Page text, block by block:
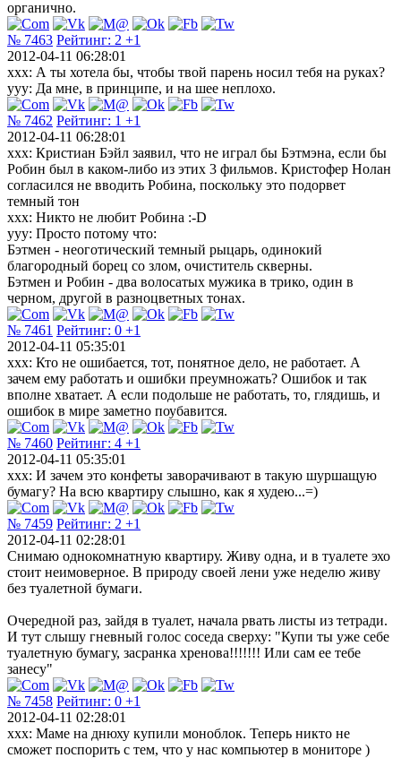
органично.
№ 7463 Рейтинг: 2 +1
2012-04-11 06:28:01
xxx: А ты хотела бы, чтобы твой парень носил тебя на руках?
yyy: Да мне, в принципе, и на шее неплохо.
№ 7462 Рейтинг: 1 +1
2012-04-11 06:28:01
xxx: Кристиан Бэйл заявил, что не играл бы Бэтмэна, если бы
Робин был в каком-либо из этих 3 фильмов. Кристофер Нолан
согласился не вводить Робина, поскольку это подорвет
темный тон
xxx: Никто не любит Робина :-D
yyy: Просто потому что:
Бэтмен - неоготический темный рыцарь, одинокий
благородный борец со злом, очиститель скверны.
Бэтмен и Робин - два волосатых мужика в трико, один в
черном, другой в разноцветных тонах.
№ 7461 Рейтинг: 0 +1
2012-04-11 05:35:01
xxx: Кто не ошибается, тот, понятное дело, не работает. А
зачем ему работать и ошибки преумножать? Ошибок и так
вполне хватает. А если подольше не работать, то, глядишь, и
ошибок в мире заметно поубавится.
№ 7460 Рейтинг: 4 +1
2012-04-11 05:35:01
xxx: И зачем это конфеты заворачивают в такую шуршащую
бумагу? На всю квартиру слышно, как я худею...=)
№ 7459 Рейтинг: 2 +1
2012-04-11 02:28:01
Снимаю однокомнатную квартиру. Живу одна, и в туалете эхо
стоит неимоверное. В природу своей лени уже неделю живу
без туалетной бумаги.
Очередной раз, зайдя в туалет, начала рвать листы из тетради.
И тут слышу гневный голос соседа сверху: "Купи ты уже себе
туалетную бумагу, засранка хренова!!!!!!! Или сам ее тебе
занесу"
№ 7458 Рейтинг: 0 +1
2012-04-11 02:28:01
xxx: Маме на днюху купили моноблок. Теперь никто не
сможет поспорить с тем, что у нас компьютер в мониторе )